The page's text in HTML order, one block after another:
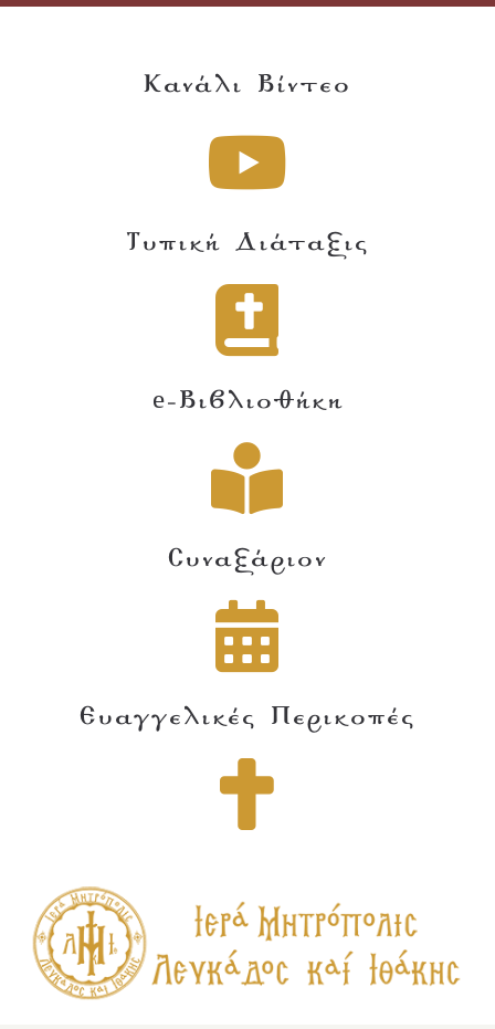
Κανάλι Βίντεο
Τυπική Διάταξις
e-Βιβλιοθήκη
Συναξάριον
Ευαγγελικές Περικοπές